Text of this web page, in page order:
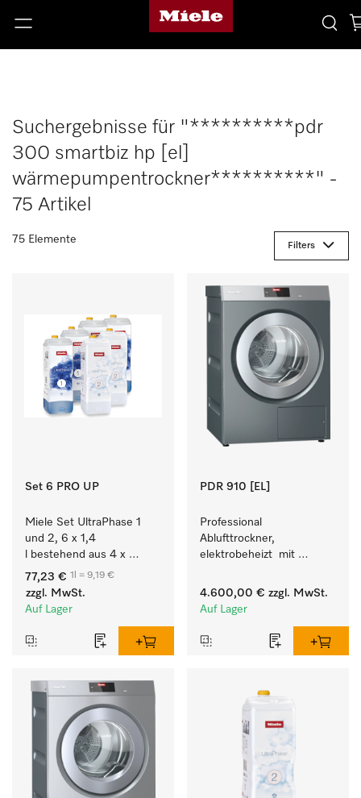
Suchergebnisse für "**********pdr
300 smartbiz hp [el]
wärmepumpentrockner**********" -
75 Artikel
75 Elemente
Filters
Set 6 PRO UP
Miele Set UltraPhase 1
und 2, 6 x 1,4
l bestehend aus 4 x
UltraPhase 1 und 2 x
UltraPhase 2.
77,23 € 1l = 9,19 €
zzgl. MwSt.
Auf Lager
PDR 910 [EL]
Professional
Ablufttrockner,
elektrobeheizt  mit
Steuerung M Touch Pro
für höchste Flexibilität.
4.600,00 € zzgl. MwSt.
Auf Lager